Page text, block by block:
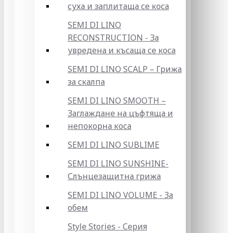
суха и заплитаща се коса
SEMI DI LINO
RECONSTRUCTION - За
увредена и късаща се коса
SEMI DI LINO SCALP – Грижа
за скалпа
SEMI DI LINO SMOOTH –
Заглаждане на цъфтяща и
непокорна коса
SEMI DI LINO SUBLIME
SEMI DI LINO SUNSHINE-
Слънцезащитна грижа
SEMI DI LINO VOLUME - За
обем
Style Stories - Серия